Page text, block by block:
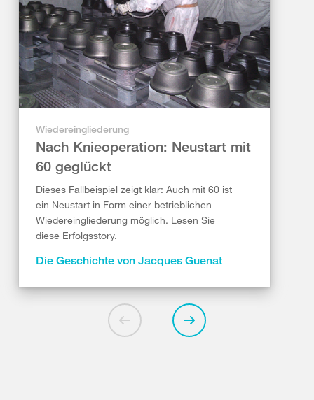
Wiedereingliederung
Nach Knieoperation: Neustart mit
60 geglückt
Dieses Fallbeispiel zeigt klar: Auch mit 60 ist
ein Neustart in Form einer betrieblichen
Wiedereingliederung möglich. Lesen Sie
diese Erfolgsstory.
Die Geschichte von Jacques Guenat